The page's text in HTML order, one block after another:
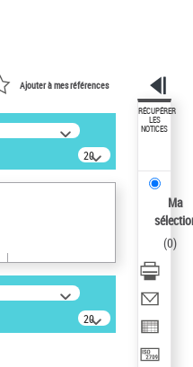
Ajouter à mes références
20
résultats/page
20
résultats/page
RÉCUPÉRER
LES
NOTICES
Ma
(0)